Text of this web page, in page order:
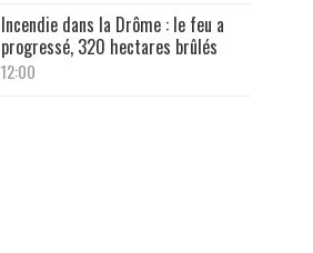
Incendie dans la Drôme : le feu a
progressé, 320 hectares brûlés
12:00